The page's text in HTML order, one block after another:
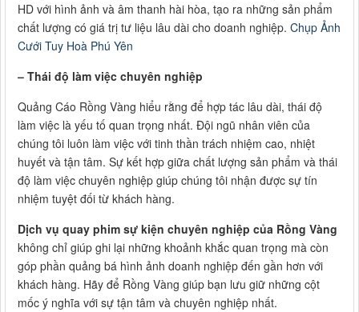
HD với hình ảnh và âm thanh hài hòa, tạo ra những sản phẩm
chất lượng có giá trị tư liệu lâu dài cho doanh nghiệp. Chụp Ảnh
Cưới Tuy Hoà Phú Yên
– Thái độ làm việc chuyên nghiệp
Quảng Cáo Rồng Vàng hiểu rằng để hợp tác lâu dài, thái độ
làm việc là yếu tố quan trọng nhất. Đội ngũ nhân viên của
chúng tôi luôn làm việc với tinh thần trách nhiệm cao, nhiệt
huyết và tận tâm. Sự kết hợp giữa chất lượng sản phẩm và thái
độ làm việc chuyên nghiệp giúp chúng tôi nhận được sự tín
nhiệm tuyệt đối từ khách hàng.
Dịch vụ quay phim sự kiện chuyên nghiệp của Rồng Vàng
không chỉ giúp ghi lại những khoảnh khắc quan trọng mà còn
góp phần quảng bá hình ảnh doanh nghiệp đến gần hơn với
khách hàng. Hãy để Rồng Vàng giúp bạn lưu giữ những cột
mốc ý nghĩa với sự tận tâm và chuyên nghiệp nhất.